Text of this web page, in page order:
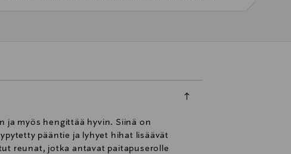
ja myös hengittää hyvin. Siinä on
pääntie ja lyhyet hihat lisäävät
reunat, jotka antavat paitapuserolle